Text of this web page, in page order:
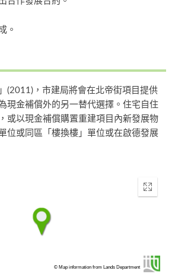
。
(2011)，市建局將會在北帝街項目提供
現金補償外的另一替代選擇。住宅自住
或以現金補償購置重建項目內新發展物
位或同區「樓換樓」單位或在啟德發展
Enter
© Map information from Lands Department